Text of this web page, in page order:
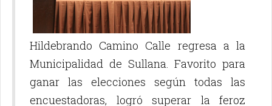
Hildebrando Camino Calle regresa a la
Municipalidad de Sullana. Favorito para
ganar las elecciones según todas las
encuestadoras, logró superar la feroz